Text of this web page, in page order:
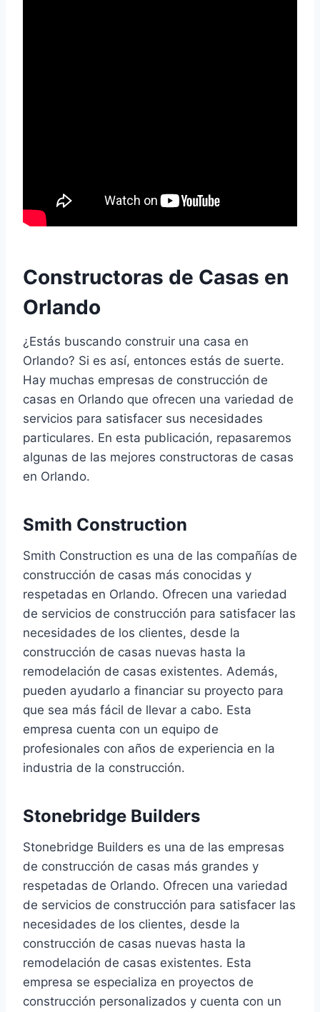
Constructoras de Casas en
Orlando
¿Estás buscando construir una casa en
Orlando? Si es así, entonces estás de suerte.
Hay muchas empresas de construcción de
casas en Orlando que ofrecen una variedad de
servicios para satisfacer sus necesidades
particulares. En esta publicación, repasaremos
algunas de las mejores constructoras de casas
en Orlando.
Smith Construction
Smith Construction es una de las compañías de
construcción de casas más conocidas y
respetadas en Orlando. Ofrecen una variedad
de servicios de construcción para satisfacer las
necesidades de los clientes, desde la
construcción de casas nuevas hasta la
remodelación de casas existentes. Además,
pueden ayudarlo a financiar su proyecto para
que sea más fácil de llevar a cabo. Esta
empresa cuenta con un equipo de
profesionales con años de experiencia en la
industria de la construcción.
Stonebridge Builders
Stonebridge Builders es una de las empresas
de construcción de casas más grandes y
respetadas de Orlando. Ofrecen una variedad
de servicios de construcción para satisfacer las
necesidades de los clientes, desde la
construcción de casas nuevas hasta la
remodelación de casas existentes. Esta
empresa se especializa en proyectos de
construcción personalizados y cuenta con un